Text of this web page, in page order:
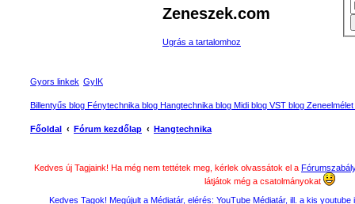
Zeneszek.com
Ugrás a tartalomhoz
Gyors linkek GyIK
Billentyűs blog Fénytechnika blog Hangtechnika blog Midi blog VST blog Zeneelmélet
Főoldal Fórum kezdőlap Hangtechnika
Kedves új Tagjaink! Ha még nem tettétek meg, kérlek olvassátok el a
látjátok még a csatolmányokat
Kedves Tagok! Megújult a Médiatár, elérés: YouTube Médiatár, ill. a kis youtube